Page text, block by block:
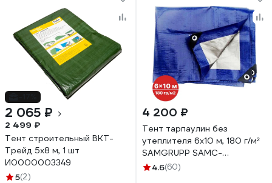
2 065 ₽
2 499 ₽
Тент строительный ВКТ-
Трейд 5x8 м, 1 шт
И0000003349
5(2)
4 200 ₽
Тент тарпаулин без
утеплителя 6x10 м, 180 г/м²
SAMGRUPP SAMC-
079018061Т
4.6(60)